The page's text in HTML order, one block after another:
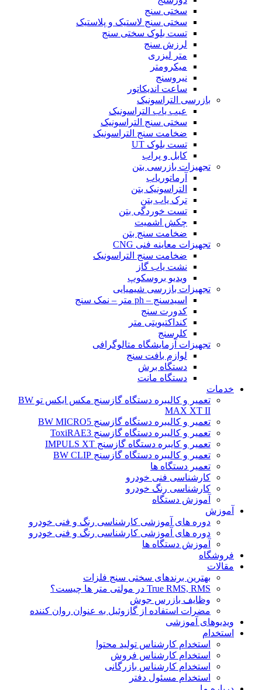
سختی سنج
سختی سنج لاستیک و پلاستیک
تست بلوک سختی سنج
لرزش سنج
متر لیزری
میکرومتر
نیروسنج
ساعت اندیکاتور
بازرسی التراسونیک
عیب یاب التراسونیک
سختی سنج التراسونیک
ضخامت سنج التراسونیک
تست بلوک UT
کابل و پراب
تجهیزات بازرسی بتن
آرماتوریاب
التراسونیک بتن
ترک یاب بتن
تست خوردگی بتن
چکش اشمیت
ضخامت سنج بتن
تجهیزات معاینه فنی CNG
ضخامت سنج التراسونیک
نشت یاب گاز
ویدیو بروسکوپ
تجهیزات بازرسی شیمیایی
اسیدسنج – ph متر – نمک سنج
کدورت سنج
کنداکتیویتی متر
کلرسنج
تجهیزات آزمایشگاه متالوگرافی
لوازم بافت سنج
دستگاه برش
دستگاه مانت
خدمات
تعمیر و کالیبره دستگاه گازسنج مکس ایکس تو BW
MAX XT II
تعمیر و کالیبره دستگاه گازسنج BW MICRO5
تعمیر و کالیبره دستگاه گازسنج ToxiRAE3
تعمیر و کایبره دستگاه گازسنج IMPULS XT
تعمیر و کالیبره دستگاه گازسنج BW CLIP
تعمیر دستگاه ها
کارشناسی فنی خودرو
کارشناسی رنگ خودرو
آموزش دستگاه
آموزش
دوره های آموزشی کارشناسی رنگ و فنی خودرو
دوره های آموزشی کارشناسی رنگ و فنی خودرو
آموزش دستگاه ها
فروشگاه
مقالات
بهترین برندهای سختی سنج فلزات
True RMS, RMS در مولتی متر ها چیست؟
وظایف بازرس جوش
مضرات استفاده از گازوئیل به عنوان روان کننده
ویدیوهای آموزشی
استخدام
استخدام کارشناس تولید محتوا
استخدام کارشناس فروش
استخدام کارشناس بازرگانی
استخدام مسئول دفتر